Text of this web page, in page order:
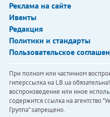
Реклама на сайте
Ивенты
Редакция
Политики и стандарты
Пользовательское
При полном или частичном
гиперссылка на LB.ua
воспроизведение или иное
содержится ссылка на агентство
Группа" запрещено.